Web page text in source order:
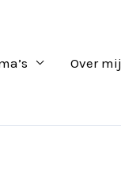
Over mij